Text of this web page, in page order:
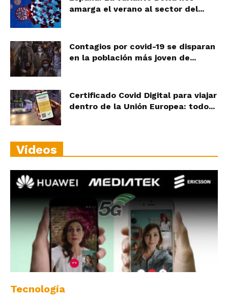
amarga el verano al sector del...
Contagios por covid-19 se disparan
en la población más joven de...
Certificado Covid Digital para viajar
dentro de la Unión Europea: todo...
Vídeos
Tecnología